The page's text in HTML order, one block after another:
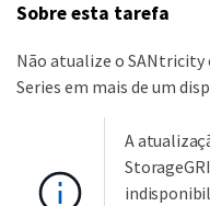
Sobre esta tarefa
Não atualize o SANtricity
Series em mais de um
A